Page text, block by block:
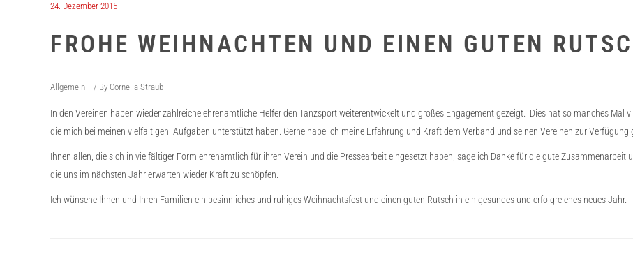
24. Dezember 2015
FROHE WEIHNACHTEN UND EINEN GUTEN
Allgemein By Cornelia Straub
In den Vereinen haben wieder zahlreiche ehrenamtliche Helfer den Tanzsport weiterentwickelt und großes Engagement gezeigt. Dies hat so manches Mal
die mich bei meinen vielfältigen Aufgaben unterstützt haben. Gerne habe ich meine Erfahrung und Kraft dem Verband und seinen Vereinen zur Verfügung
Ihnen allen, die sich in vielfältiger Form ehrenamtlich für ihren Verein und die Pressearbeit eingesetzt haben, sage ich Danke für die gute Zusammenarbeit
die uns im nächsten Jahr erwarten wieder Kraft zu schöpfen.
Ich wünsche Ihnen und Ihren Familien ein besinnliches und ruhiges Weihnachtsfest und einen guten Rutsch in ein gesundes und erfolgreiches neues Jahr.